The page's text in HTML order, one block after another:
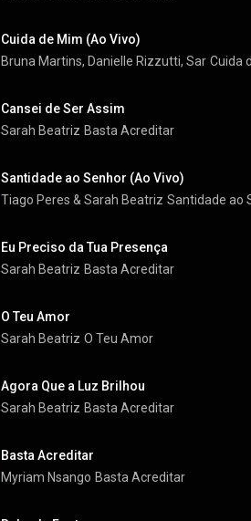
Cuida de Mim (Ao Vivo)
Bruna Martins, Danielle Rizzutti, SarahCuida
Cansei de Ser Assim
Sarah Beatriz Basta Acreditar
Santidade ao Senhor (Ao Vivo)
Tiago Peres & Sarah Beatriz Santidade ao
Eu Preciso da Tua Presença
Sarah Beatriz Basta Acreditar
O Teu Amor
Sarah Beatriz O Teu Amor
Agora Que a Luz Brilhou
Sarah Beatriz Basta Acreditar
Basta Acreditar
Myriam Nsango Basta Acreditar